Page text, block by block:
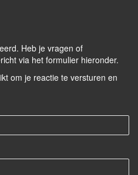
Heb je vragen of
via het formulier hieronder.
om je reactie te versturen en